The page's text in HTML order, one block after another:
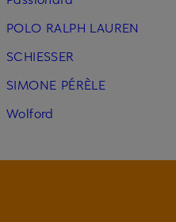
POLO RALPH LAUREN
SCHIESSER
SIMONE PÉRÈLE
Wolford